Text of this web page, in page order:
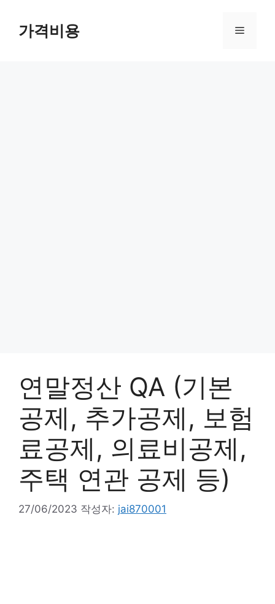
가격비용 메
연말정산 QA (기본
공제, 추가공제, 보험
료공제, 의료비공제,
주택 연관 공제 등)
27/06/2023 작성자: jai870001